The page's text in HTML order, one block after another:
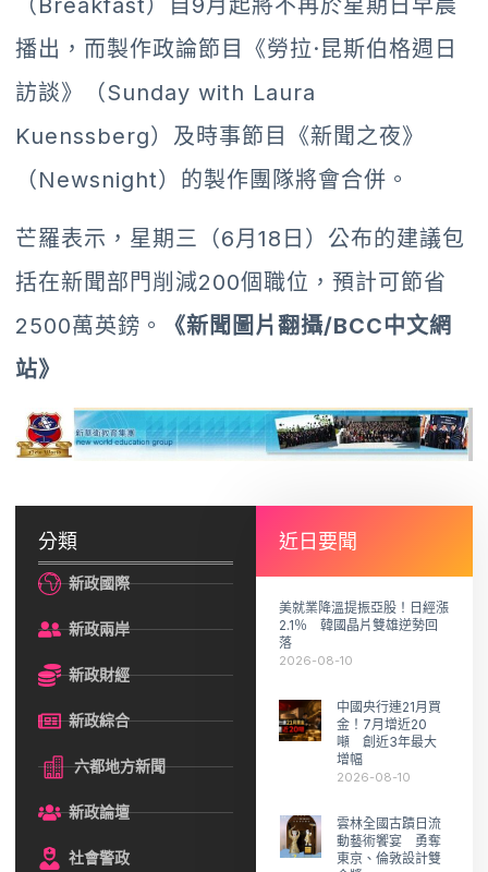
（Breakfast）自9月起將不再於星期日早晨
播出，而製作政論節目《勞拉·昆斯伯格週日
訪談》（Sunday with Laura
Kuenssberg）及時事節目《新聞之夜》
（Newsnight）的製作團隊將會合併。
芒羅表示，星期三（6月18日）公布的建議包
括在新聞部門削減200個職位，預計可節省
2500萬英鎊。
《新聞圖片翻攝/BCC中文網
站》
分類
新政國際
新政兩岸
新政財經
新政綜合
六都地方新聞
新政論壇
社會警政
近日要聞
美就業降溫提振亞股！日經漲
2.1％ 韓國晶片雙雄逆勢回
落
2026-08-10
中國央行連21月買
金！7月增近20
噸 創近3年最大
增幅
2026-08-10
雲林全國古蹟日流
動藝術饗宴 勇奪
東京、倫敦設計雙